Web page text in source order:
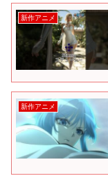
新作アニメ
新作アニメ